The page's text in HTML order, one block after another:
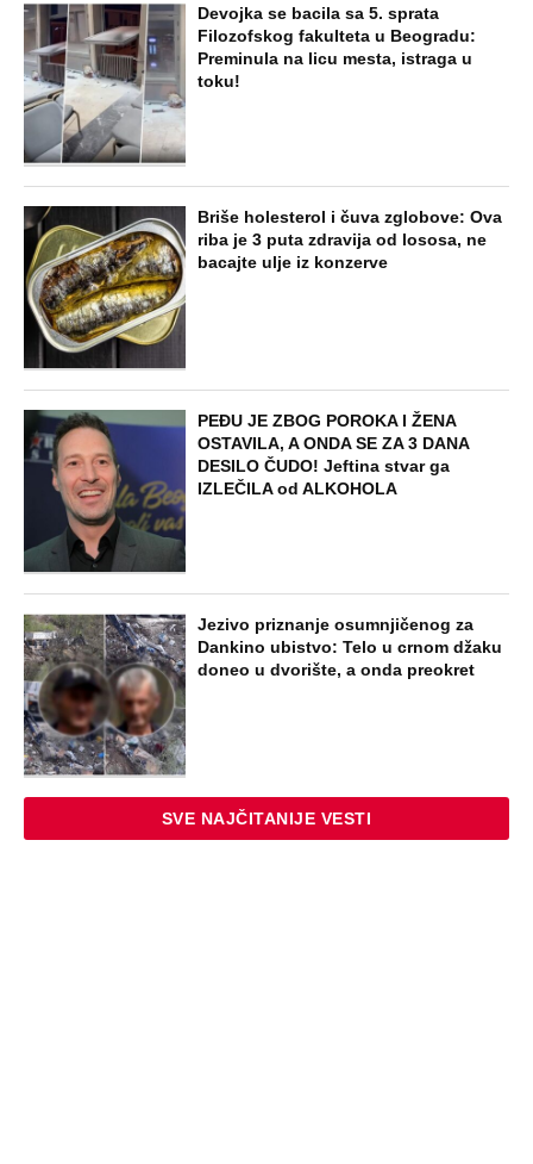
Devojka se bacila sa 5. sprata
Filozofskog fakulteta u Beogradu:
Preminula na licu mesta, istraga u
toku!
Briše holesterol i čuva zglobove: Ova
riba je 3 puta zdravija od lososa, ne
bacajte ulje iz konzerve
PEĐU JE ZBOG POROKA I ŽENA
OSTAVILA, A ONDA SE ZA 3 DANA
DESILO ČUDO! Jeftina stvar ga
IZLEČILA od ALKOHOLA
Jezivo priznanje osumnjičenog za
Dankino ubistvo: Telo u crnom džaku
doneo u dvorište, a onda preokret
SVE NAJČITANIJE VESTI